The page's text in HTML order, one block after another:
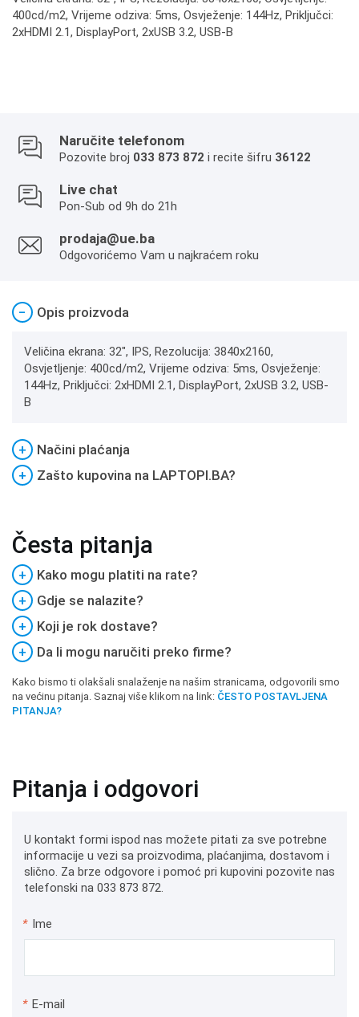
400cd/m2, Vrijeme odziva: 5ms, Osvježenje: 144Hz, Priključci:
2xHDMI 2.1, DisplayPort, 2xUSB 3.2, USB-B
Naručite telefonom
Pozovite broj 033 873 872 i recite šifru 36122
Live chat
Pon-Sub od 9h do 21h
prodaja@ue.ba
Odgovorićemo Vam u najkraćem roku
− Opis proizvoda
Veličina ekrana: 32", IPS, Rezolucija: 3840x2160,
Osvjetljenje: 400cd/m2, Vrijeme odziva: 5ms, Osvježenje:
144Hz, Priključci: 2xHDMI 2.1, DisplayPort, 2xUSB 3.2, USB-
B
+
Načini plaćanja
+
Zašto kupovina na LAPTOPI.BA?
Česta pitanja
+
Kako mogu platiti na rate?
+
Gdje se nalazite?
+
Koji je rok dostave?
+
Da li mogu naručiti preko firme?
Kako bismo ti olakšali snalaženje na našim stranicama, odgovorili smo
na većinu pitanja. Saznaj više klikom na link: ČESTO POSTAVLJENA
PITANJA?
Pitanja i odgovori
U kontakt formi ispod nas možete pitati za sve potrebne
informacije u vezi sa proizvodima, plaćanjima, dostavom i
slično. Za brze odgovore i pomoć pri kupovini pozovite nas
telefonski na 033 873 872.
* Ime
* E-mail